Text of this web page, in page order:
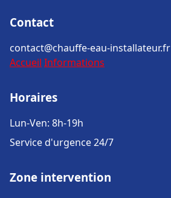
Contact
contact@chauffe-eau-installateur.fr
Accueil Informations
Horaires
Lun-Ven: 8h-19h
Service d'urgence 24/7
Zone intervention